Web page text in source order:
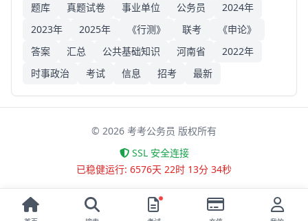
题库 真题试卷 事业单位 公务员
2024年
2023年
2025年 《行测》 联考
《申论》
答案
汇总 公共基础知识 河南省
2022年
时事政治
考试 信息 招考 最新
© 2026 考考公务员 版权所有
SSL 安全连接
已稳健运行: 6576天 22时 13分 34秒